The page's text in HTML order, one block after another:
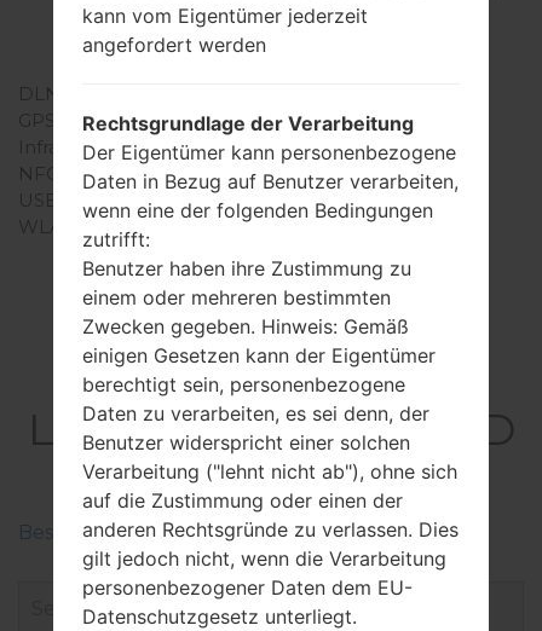
HSP, AVRCP, HFP, HID,
DLNA
GPS
A-GPS, GLONASS
Infrarotanschluss
Nein
NFC
Nein
USB
microUSB 2.0
WLAN
Wi-Fi802.11b/g/n, Wi-Fi
Firmware
LGM400DY(LGM400D
Y) akaLG Stylus 3
Beschreiben Sie die Regionen der LG-Firmwaren
kann vom Eigentümer jederzeit
angefordert werden
Rechtsgrundlage der Verarbeitung
Der Eigentümer kann personenbezogene
Daten in Bezug auf Benutzer verarbeiten,
wenn eine der folgenden Bedingungen
zutrifft:
Benutzer haben ihre Zustimmung zu
einem oder mehreren bestimmten
Zwecken gegeben. Hinweis: Gemäß
einigen Gesetzen kann der Eigentümer
berechtigt sein, personenbezogene
Daten zu verarbeiten, es sei denn, der
Benutzer widerspricht einer solchen
Verarbeitung ("lehnt nicht ab"), ohne sich
auf die Zustimmung oder einen der
anderen Rechtsgründe zu verlassen. Dies
gilt jedoch nicht, wenn die Verarbeitung
personenbezogener Daten dem EU-
Datenschutzgesetz unterliegt.